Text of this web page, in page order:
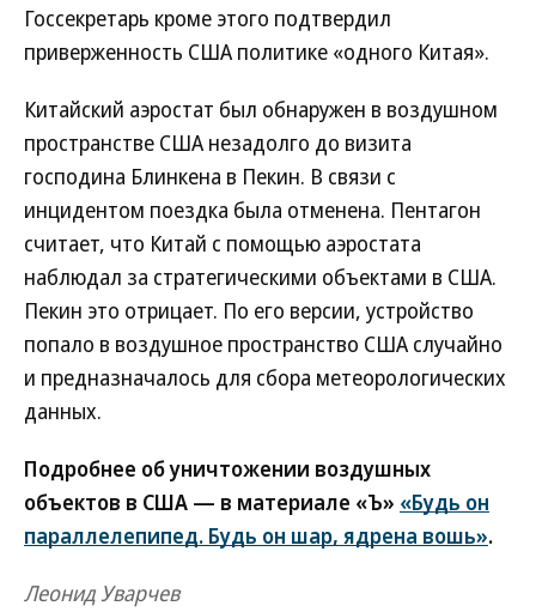
Госсекретарь кроме этого подтвердил
приверженность США политике «одного Китая».
Китайский аэростат был обнаружен в воздушном
пространстве США незадолго до визита
господина Блинкена в Пекин. В связи с
инцидентом поездка была отменена. Пентагон
считает, что Китай с помощью аэростата
наблюдал за стратегическими объектами в США.
Пекин это отрицает. По его версии, устройство
попало в воздушное пространство США случайно
и предназначалось для сбора метеорологических
данных.
Подробнее об уничтожении воздушных
объектов в США — в материале «Ъ» «Будь он
параллелепипед. Будь он шар, ядрена вошь».
Леонид Уварчев